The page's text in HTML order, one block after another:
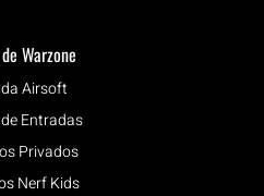
Warzone
Airsoft
Entradas
Privados
Nerf Kids